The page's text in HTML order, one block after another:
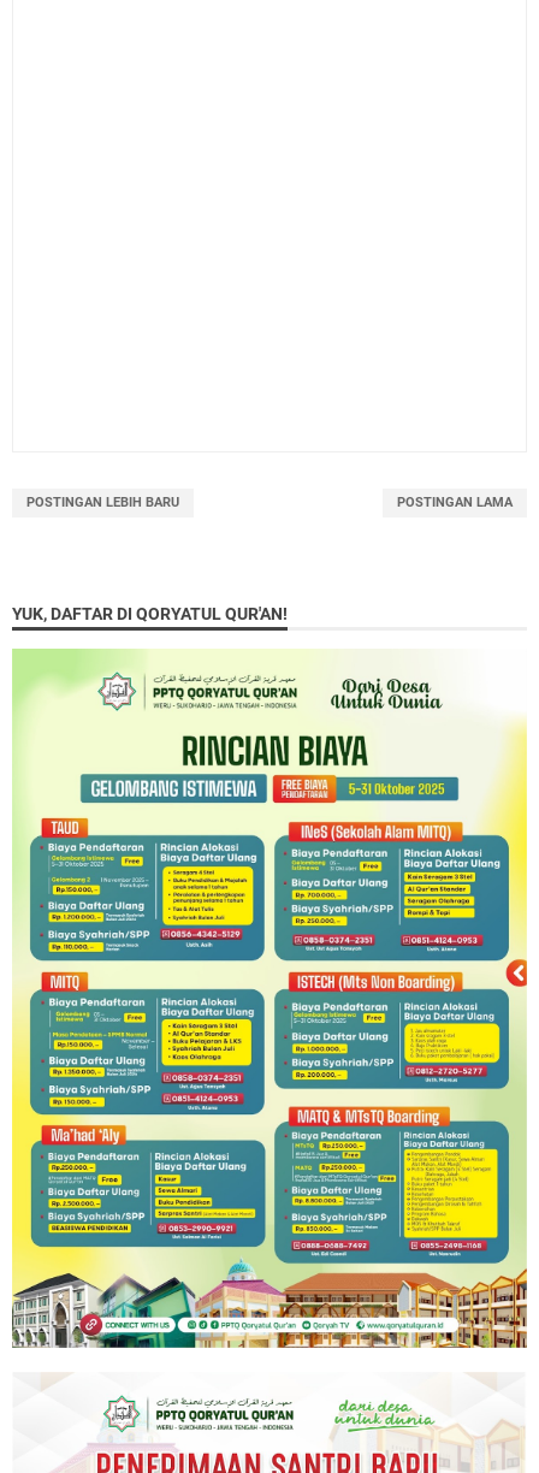
POSTINGAN LEBIH BARU POSTINGAN LAMA
YUK, DAFTAR DI QORYATUL QUR'AN!